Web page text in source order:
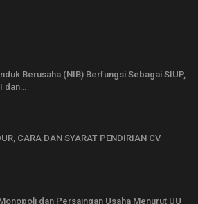
Berusaha (NIB) Berfungsi Sebagai SIUP,
dan…
CARA DAN SYARAT PENDIRIAN CV
dan Persaingan Usaha Menurut UU